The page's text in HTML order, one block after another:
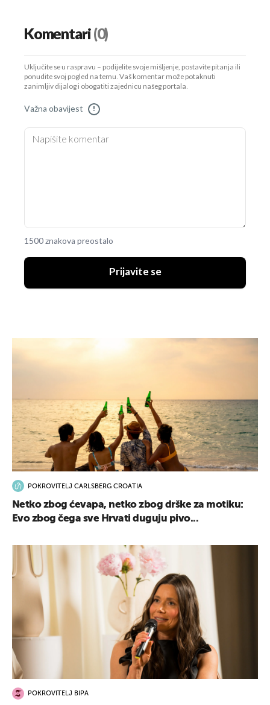
Komentari(0)
Uključite se u raspravu – podijelite svoje mišljenje, postavite pitanja ili
ponudite svoj pogled na temu. Vaš komentar može potaknuti
zanimljiv dijalog i obogatiti zajednicu našeg portala.
Važna obavijest !
1500 znakova preostalo
Prijavite se
POKROVITELJ CARLSBERG CROATIA
Netko zbog ćevapa, netko zbog drške za motiku:
Evo zbog čega sve Hrvati duguju pivo...
POKROVITELJ BIPA